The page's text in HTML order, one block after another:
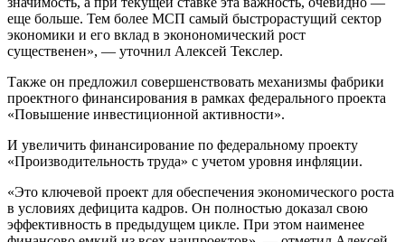
еще больше. Тем более МСП самый быстрорастущий сектор
экономики и его вклад в эконономический рост
существенен», — уточнил Алексей Текслер.
Также он предложил совершенствовать механизмы фабрики
проектного финансирования в рамках федерального проекта
«Повышение инвестиционной активности».
И увеличить финансирование по федеральному проекту
«Производительность труда» с учетом уровня инфляции.
«Это ключевой проект для обеспечения экономического роста
в условиях дефицита кадров. Он полностью доказал свою
эффективность в предыдущем цикле. При этом наименее